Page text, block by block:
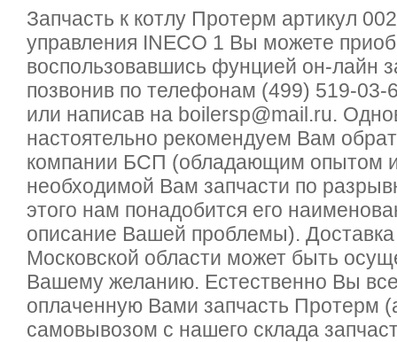
Запчасть к котлу Протерм артикул
управления INECO 1 Вы можете
воспользовавшись фунцией он-лайн
позвонив по телефонам (499) 519-
или написав на boilersp@mail.ru.
настоятельно рекомендуем Вам
компании БСП (обладающим опытом
необходимой Вам запчасти по
этого нам понадобится его
описание Вашей проблемы).
Московской области может быть
Вашему желанию. Естественно Вы
оплаченную Вами запчасть Протерм
самовывозом с нашего склада